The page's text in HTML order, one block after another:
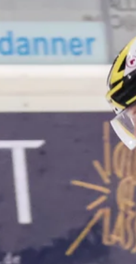
Newsreader
Stellenangebote
Unternehmen
Das geheime Geräusch
Wandern
Fotobox
Programm
Handwerker